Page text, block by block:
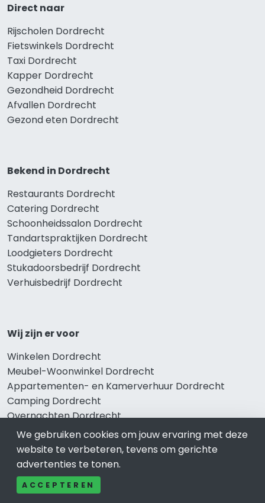
Direct naar
Rijscholen Dordrecht
Fietswinkels Dordrecht
Taxi Dordrecht
Kapper Dordrecht
Gezondheid Dordrecht
Afvallen Dordrecht
Gezond eten Dordrecht
Bekend in Dordrecht
Restaurants Dordrecht
Catering Dordrecht
Schoonheidssalon Dordrecht
Tandartspraktijken Dordrecht
Loodgieters Dordrecht
Stukadoorsbedrijf Dordrecht
Verhuisbedrijf Dordrecht
Wij zijn er voor
Winkelen Dordrecht
Meubel-Woonwinkel Dordrecht
Appartementen- en Kamerverhuur Dordrecht
Camping Dordrecht
Overnachten Dordrecht
Vakantiehuis Dordrecht
Bungalowpark Dordrecht
Thema’s
We gebruiken cookies om jouw ervaring met deze
website te verbeteren, tevens om gerichte
advertenties te tonen.
ACCEPTEREN